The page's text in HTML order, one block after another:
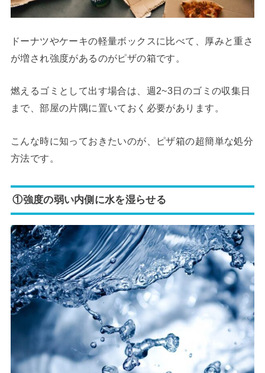
ドーナツやケーキの軽量ボックスに比べて、厚みと重さ
が増され強度があるのがピザの箱です。
燃えるゴミとして出す場合は、週2~3日のゴミの収集日
まで、部屋の片隅に置いておく必要があります。
こんな時に知っておきたいのが、ピザ箱の超簡単な処分
方法です。
①強度の弱い内側に水を湿らせる